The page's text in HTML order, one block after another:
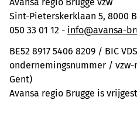
Sint-Pieterskerklaan 5, 8000
050 33 01 12 - info@avansa-
BE52 8917 5406 8209 / BIC
ondernemingsnummer / vzw-
Gent)
Avansa regio Brugge is